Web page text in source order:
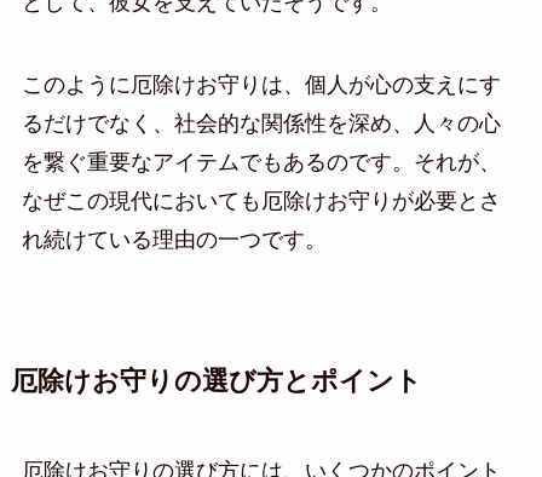
このように厄除けお守りは、個人が心の支えにす
るだけでなく、社会的な関係性を深め、人々の心
を繋ぐ重要なアイテムでもあるのです。それが、
なぜこの現代においても厄除けお守りが必要とさ
れ続けている理由の一つです。
厄除けお守りの選び方とポイント
厄除けお守りの選び方には、いくつかのポイント